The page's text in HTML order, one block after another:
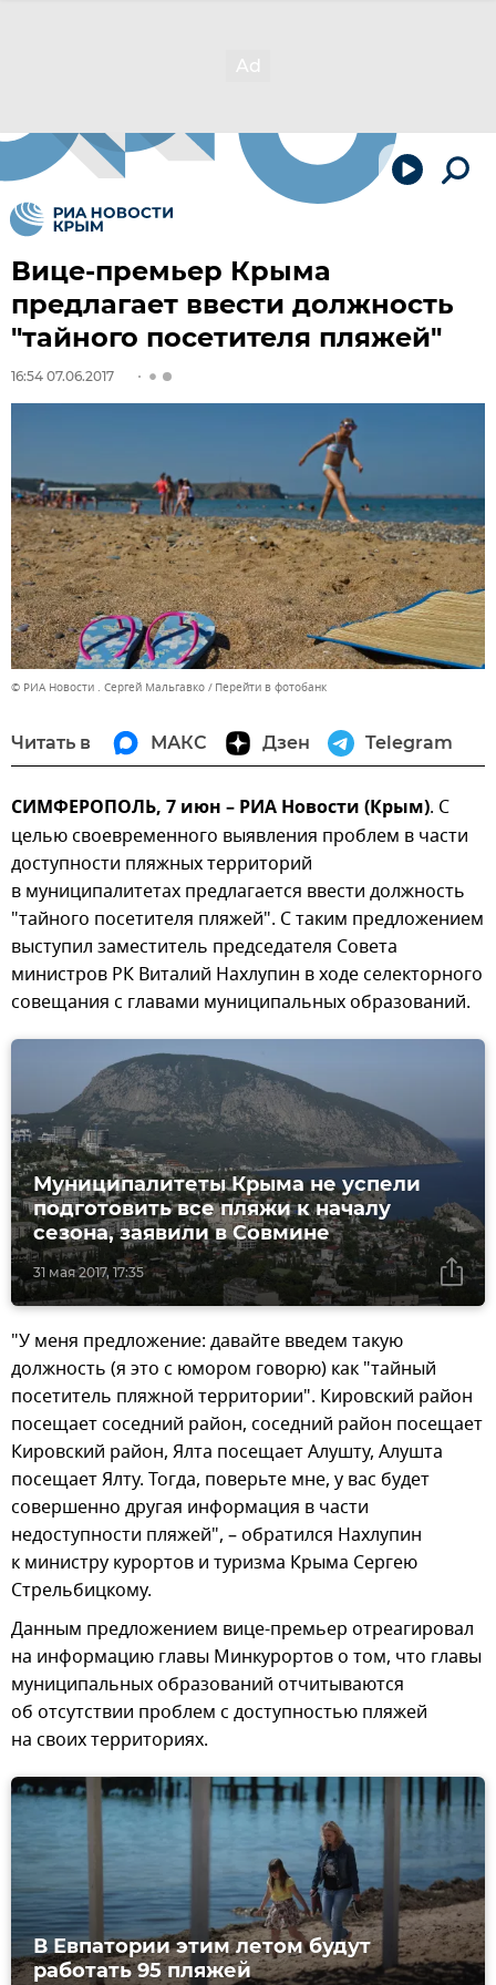
Вице-премьер Крыма
предлагает ввести должность
"тайного посетителя пляжей"
16:54 07.06.2017
© РИА Новости . Сергей Мальгавко Перейти в фотобанк
Читать в МАКС Дзен Telegram
СИМФЕРОПОЛЬ, 7 июн – РИА Новости (Крым). С
целью своевременного выявления проблем в части
доступности пляжных территорий
в муниципалитетах предлагается ввести должность
"тайного посетителя пляжей". С таким предложением
выступил заместитель председателя Совета
министров РК Виталий Нахлупин в ходе селекторного
совещания с главами муниципальных образований.
31 мая 2017, 17:35
Муниципалитеты Крыма не успели
подготовить все пляжи к началу
сезона, заявили в Совмине
"У меня предложение: давайте введем такую
должность (я это с юмором говорю) как "тайный
посетитель пляжной территории". Кировский район
посещает соседний район, соседний район посещает
Кировский район, Ялта посещает Алушту, Алушта
посещает Ялту. Тогда, поверьте мне, у вас будет
совершенно другая информация в части
недоступности пляжей", – обратился Нахлупин
к министру курортов и туризма Крыма Сергею
Стрельбицкому.
Данным предложением вице-премьер отреагировал
на информацию главы Минкурортов о том, что главы
муниципальных образований отчитываются
об отсутствии проблем с доступностью пляжей
на своих территориях.
В Евпатории этим летом будут
работать 95 пляжей